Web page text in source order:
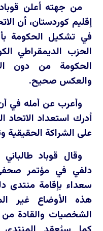
من جهته أعلن
إقليم كوردستان، أن
في تشكيل الحكومة
الحزب الديمقراطي
الحكومة من دون
والعكس صحيح.
وأعرب عن أمله في
أدرك استعداد الاتحاد
على الشراكة الحقيقية
وقال قوباد
سعداء بإقامة منتدى
هذه الأوضاع غير
الشخصيات والقادة من